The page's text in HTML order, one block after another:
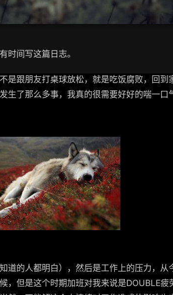
时间写这篇日志。
是跟朋友打桌球放松，就是吃饭腐败，回到
生了那么多事，我真的很需要好好的喘一口
的人都明白），然后是工作上的压力，从
，但是这个时期加班对我来说是DOUBLE疲